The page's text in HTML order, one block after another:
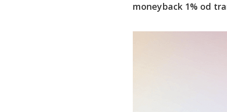
moneyback 1% od